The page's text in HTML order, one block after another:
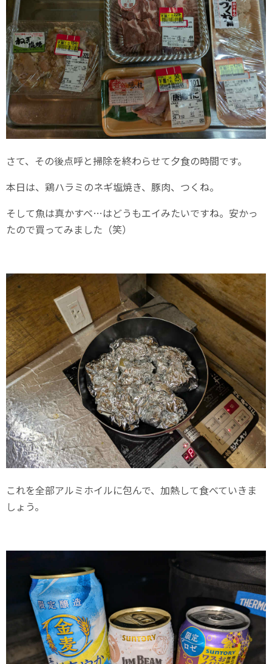
さて、その後点呼と掃除を終わらせて夕食の時間です。
本日は、鶏ハラミのネギ塩焼き、豚肉、つくね。
そして魚は真かすべ…はどうもエイみたいですね。安かっ
たので買ってみました（笑）
これを全部アルミホイルに包んで、加熱して食べていきま
しょう。